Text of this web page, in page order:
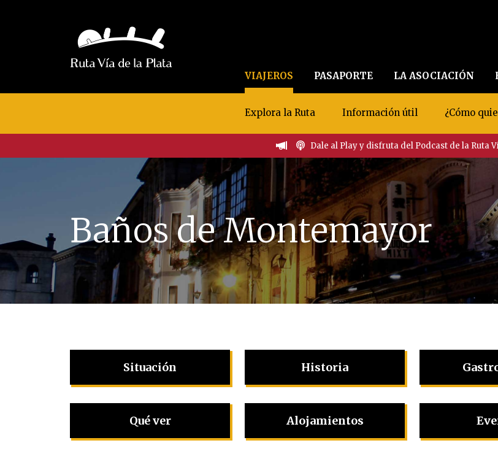
VIAJEROS PASAPORTE LA ASOCIACIÓN
Explora la Ruta Información útil ¿Cómo
Dale al Play y disfruta del Podcast de la Ruta
Baños de Montemayor
Situación Historia
Qué ver Alojamientos